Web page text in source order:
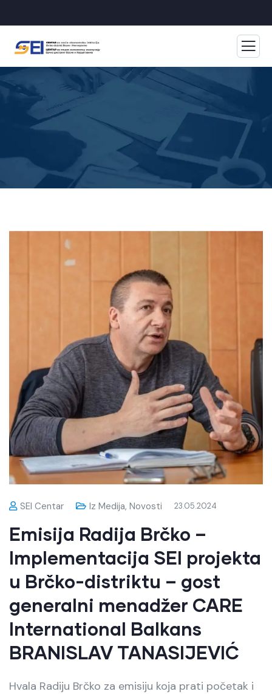
SEI Centar Iz Medija, Novosti 23.05.2024
Emisija Radija Brčko –
Implementacija SEI projekta
u Brčko-distriktu – gost
generalni menadžer CARE
International Balkans
BRANISLAV TANASIJEVIĆ
Hvala Radiju Brčko za emisiju koja prati početak i